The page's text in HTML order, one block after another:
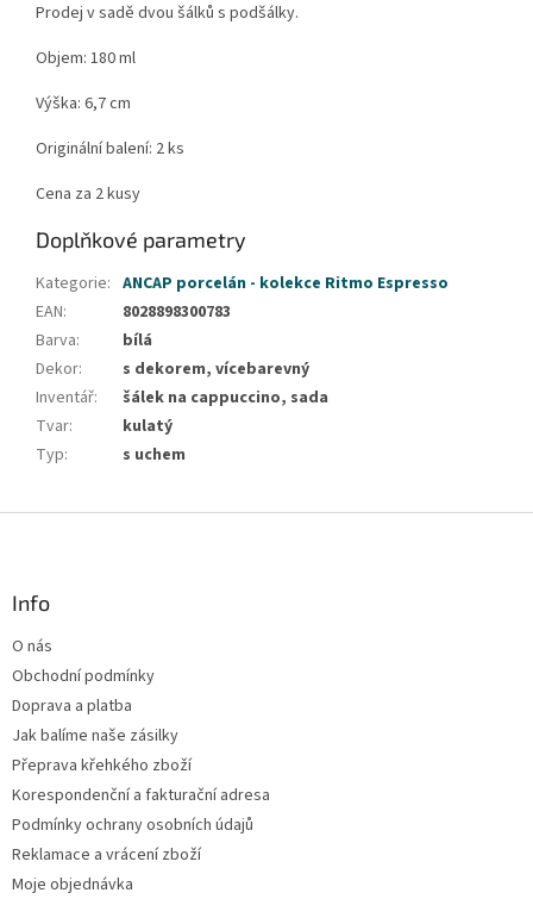
Prodej v sadě dvou šálků s podšálky.
Objem: 180 ml
Výška: 6,7 cm
Originální balení: 2 ks
Cena za 2 kusy
Doplňkové parametry
Kategorie: ANCAP porcelán - kolekce Ritmo Espresso
EAN:
8028898300783
Barva:
bílá
Dekor:
s dekorem, vícebarevný
Inventář:
šálek na cappuccino, sada
Tvar:
kulatý
Typ: s uchem
Info
O nás
Obchodní podmínky
Doprava a platba
Jak balíme naše zásilky
Přeprava křehkého zboží
Korespondenční a fakturační adresa
Podmínky ochrany osobních údajů
Reklamace a vrácení zboží
Moje objednávka